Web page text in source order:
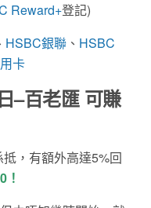
Reward+登記)
HSBC銀聯 、 HSBC
卡
–百老匯 可賺
，有額外高達5%回